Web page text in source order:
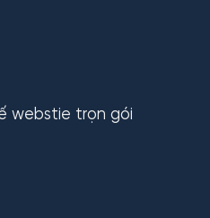
webstie trọn gói